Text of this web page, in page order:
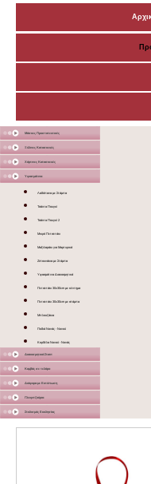
Μάσκες Προστατευτικές
Ξύλινες Κατασκευές
Χάρτινες Κατασκευές
Υφασμάτινα
Λαδόπανα με Στάμπα
Τσάντα Πουγκί
Τσάντα Πουγκί 2
Μικρό Πετσετάκι
Μαξιλαράκι για Μαρτυρικά
Ζιπουνάκια με Στάμπα
Υφασμάτινα Διακοσμητικά
Πετσετάκι 30x30cm με κέντημα
Πετσετάκι 30x30cm με στάμπα
Μπλουζάκια
Ποδιά Νονάς - Νονού
Κορδέλα Νονού - Νονάς
Διακοσμητικά Σταντ
Καμβάς σε τελάρο
Διάφορα με Εκτύπωση
Γλειφιτζούρια
Στολισμός Εκκλησίας